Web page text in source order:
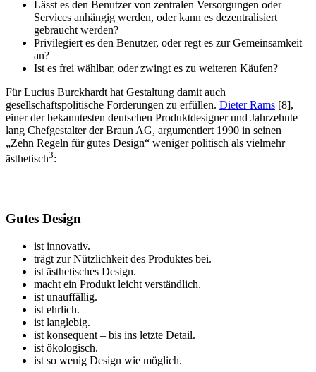
Lässt es den Benutzer von zentralen Versorgungen oder
Services anhängig werden, oder kann es dezentralisiert
gebraucht werden?
Privilegiert es den Benutzer, oder regt es zur Gemeinsamkeit
an?
Ist es frei wählbar, oder zwingt es zu weiteren Käufen?
Für Lucius Burckhardt hat Gestaltung damit auch
gesellschaftspolitische Forderungen zu erfüllen. Dieter Rams [8],
einer der bekanntesten deutschen Produktdesigner und Jahrzehnte
lang Chefgestalter der Braun AG, argumentiert 1990 in seinen
„Zehn Regeln für gutes Design“ weniger politisch als vielmehr
ästhetisch3:
Gutes Design
ist innovativ.
trägt zur Nützlichkeit des Produktes bei.
ist ästhetisches Design.
macht ein Produkt leicht verständlich.
ist unauffällig.
ist ehrlich.
ist langlebig.
ist konsequent – bis ins letzte Detail.
ist ökologisch.
ist so wenig Design wie möglich.